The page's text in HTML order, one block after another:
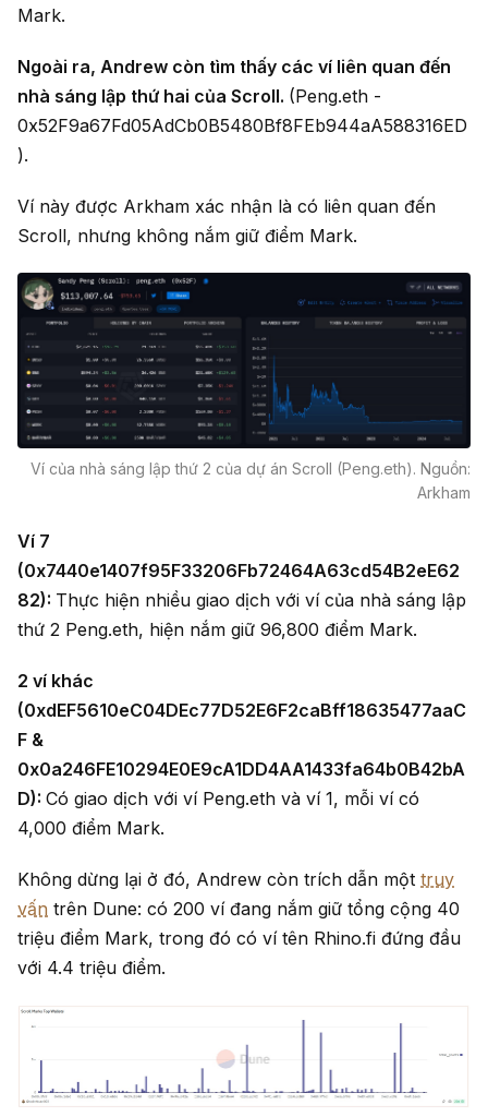
Mark.
Ngoài ra, Andrew còn tìm thấy các ví liên quan đến
nhà sáng lập thứ hai của Scroll. (Peng.eth -
0x52F9a67Fd05AdCb0B5480Bf8FEb944aA588316ED
).
Ví này được Arkham xác nhận là có liên quan đến
Scroll, nhưng không nắm giữ điểm Mark.
Ví của nhà sáng lập thứ 2 của dự án Scroll (Peng.eth). Nguồn:
Arkham
Ví 7
(0x7440e1407f95F33206Fb72464A63cd54B2eE62
82): Thực hiện nhiều giao dịch với ví của nhà sáng lập
thứ 2 Peng.eth, hiện nắm giữ 96,800 điểm Mark.
2 ví khác
(0xdEF5610eC04DEc77D52E6F2caBff18635477aaC
F &
0x0a246FE10294E0E9cA1DD4AA1433fa64b0B42bA
D): Có giao dịch với ví Peng.eth và ví 1, mỗi ví có
4,000 điểm Mark.
Không dừng lại ở đó, Andrew còn trích dẫn một truy
vấn trên Dune: có 200 ví đang nắm giữ tổng cộng 40
triệu điểm Mark, trong đó có ví tên Rhino.fi đứng đầu
với 4.4 triệu điểm.